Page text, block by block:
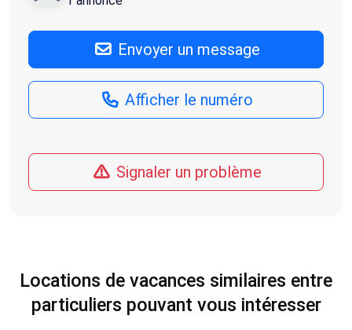
Envoyer un message
Afficher le numéro
Signaler un problème
Locations de vacances similaires entre
particuliers pouvant vous intéresser